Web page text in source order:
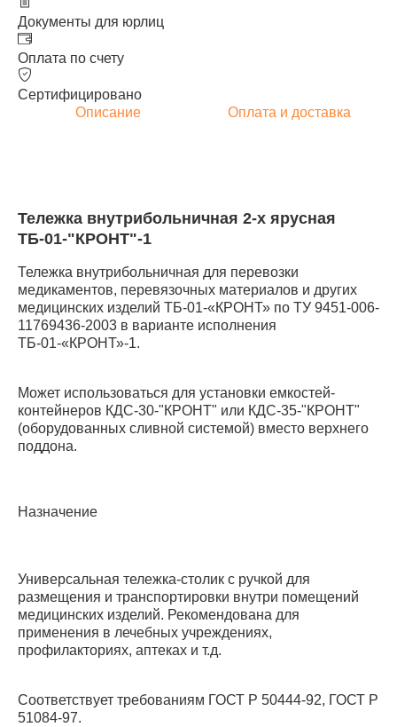
Документы для юрлиц
Оплата по счету
Сертифицировано
Описание
Оплата и доставка
Тележка внутрибольничная 2-х ярусная
ТБ-01-"КРОНТ"-1
Тележка внутрибольничная для перевозки
медикаментов, перевязочных материалов и других
медицинских изделий ТБ-01-«КРОНТ» по ТУ 9451-006-
11769436-2003 в варианте исполнения
ТБ-01-«КРОНТ»-1.
Может использоваться для установки емкостей-
контейнеров КДС-30-"КРОНТ" или КДС-35-"КРОНТ"
(оборудованных сливной системой) вместо верхнего
поддона.
Назначение
Универсальная тележка-столик с ручкой для
размещения и транспортировки внутри помещений
медицинских изделий. Рекомендована для
применения в лечебных учреждениях,
профилакториях, аптеках и т.д.
Соответствует требованиям ГОСТ Р 50444-92, ГОСТ Р
51084-97.